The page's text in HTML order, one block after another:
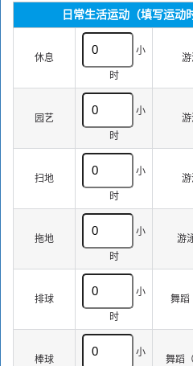
日常生活运动（填写运动
休息
小
时
游
园艺
小
时
游
扫地
小
时
游
拖地
小
时
游
排球
小
时
舞蹈
棒球
小
舞蹈